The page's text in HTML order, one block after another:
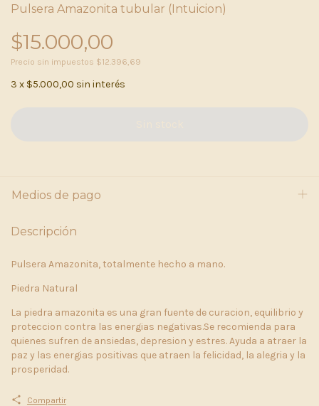
Pulsera Amazonita tubular (Intuicion)
$15.000,00
Precio sin impuestos $12.396,69
3 x $5.000,00 sin interés
Medios de pago
Descripción
Pulsera Amazonita, totalmente hecho a mano.
Piedra Natural
La piedra amazonita es una gran fuente de curacion, equilibrio y
proteccion contra las energias negativas.Se recomienda para
quienes sufren de ansiedas, depresion y estres. Ayuda a atraer la
paz y las energias positivas que atraen la felicidad, la alegria y la
prosperidad.
Compartir